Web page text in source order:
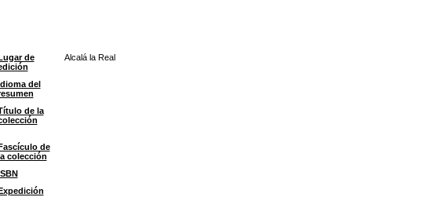
de
Alcalá la Real
del
de la
de
colección